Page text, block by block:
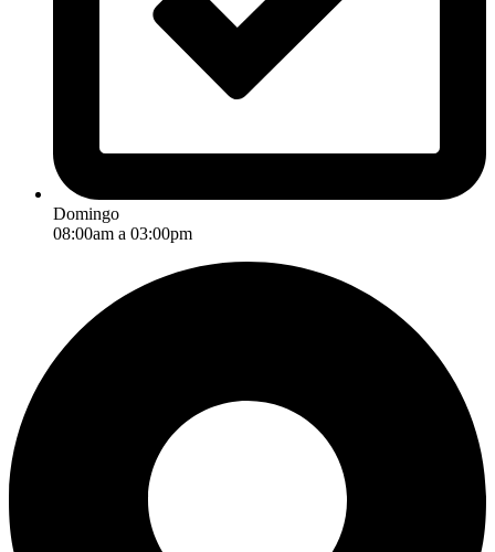
Domingo
08:00am a 03:00pm